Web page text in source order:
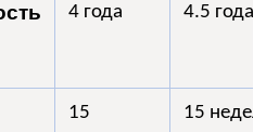
4 года 4.5 года
15
15